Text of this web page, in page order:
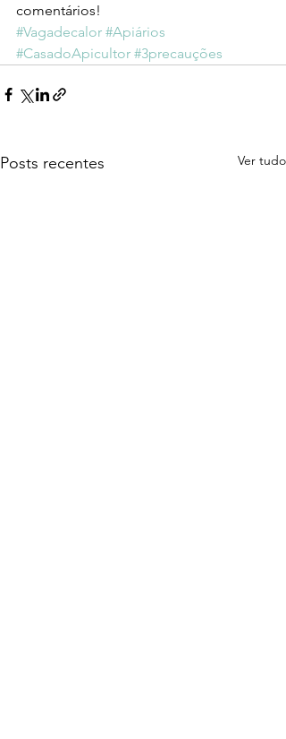
comentários!
#Vagadecalor #Apiários
#CasadoApicultor #3precauções
Posts recentes Ver tudo